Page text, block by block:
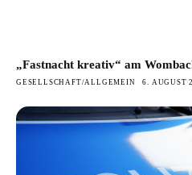
„Fastnacht kreativ“ am
GESELLSCHAFT/ALLGEMEIN 6. AUGUST